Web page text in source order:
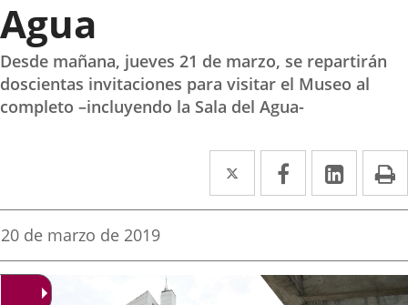
Agua
Desde mañana, jueves 21 de marzo, se repartirán
doscientas invitaciones para visitar el Museo al
completo –incluyendo la Sala del Agua-
Twitter
Enlace
a
aplicación
externa.
Facebook
Enlace
a
aplicación
externa.
Enlace
a
Fecha
la
noticia
20 de marzo de 2019